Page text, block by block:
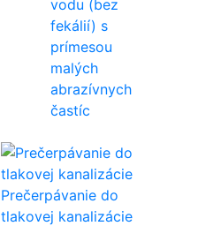
vodu (bez
fekálií) s
prímesou
malých
abrazívnych
častíc
Prečerpávanie do
tlakovej kanalizácie